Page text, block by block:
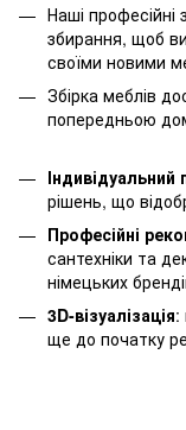
Наші професійні
збирання, щоб
своїми новими
Збірка меблів
попередньою
Індивідуальний
рішень, що
Професійні
сантехніки та
німецьких
3D-візуалізація:
ще до початку